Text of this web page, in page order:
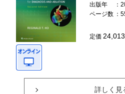
出版年
：
ページ数 ：
定価
詳しく見